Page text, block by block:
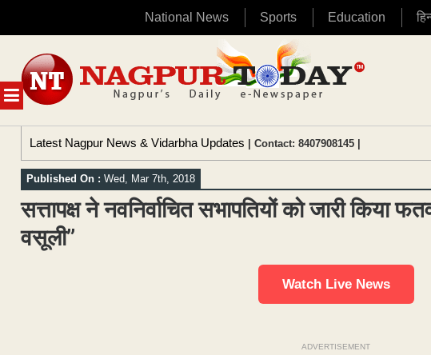
National News Sports Education
MENU
content
Latest Nagpur News & Vidarbha Updates | Contact: 8407908145 |
Published On : Wed, Mar 7th, 2018
सत्तापक्ष ने नवनिर्वाचित सभापतियों को जारी किया
वसूली”
Watch Live News
ADVERTISEMENT